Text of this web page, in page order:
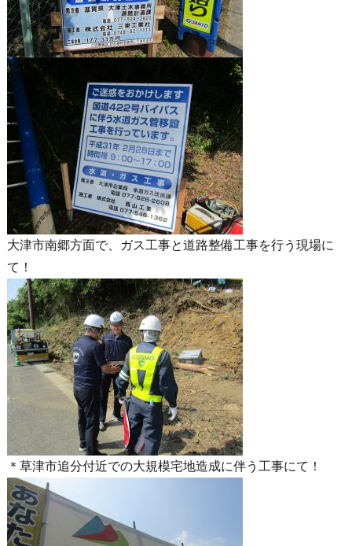
大津市南郷方面で、ガス工事と道路整備工事を行う現場に
て！
＊草津市追分付近での大規模宅地造成に伴う工事にて！